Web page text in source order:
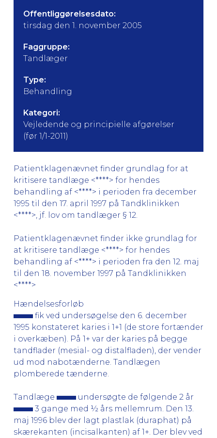
Offentliggørelsesdato:
tirsdag den 1. november 2005
Faggruppe:
Tandlæger
Type:
Behandling
Kategori:
Vejledende og principielle afgørelser
(før 1/1-2011)
Patientklagenævnet finder grundlag for at
kritisere tandlæge <****> for hendes
behandling af <****> i perioden fra december
1995 til den 17. april 1997 på Tandklinikken
<****>, jf. lov om tandlæger § 12.
Patientklagenævnet finder ikke grundlag for
at kritisere tandlæge <****> for hendes
behandling af <****> i perioden fra den 12. maj
til den 18. november 1997 på Tandklinikken
<****>
Hændelsesforløb
fik ved undersøgelse den 6. december
1995 konstateret karies i 1+1 (de store fortænder
i overkæben). På 1+ var der karies på begge
tandflader (mesial- og distalfladen), der vender
ud mod nabotænderne. Tandlægen
plomberede tænderne.
Tandlæge
undersøgte de følgende 2 år
3 gange med ½ års mellemrum. Den 13.
maj 1996 blev der lagt plastlak (duraphat) på
skærekanten (incisalkanten) af 1+. Der blev ved